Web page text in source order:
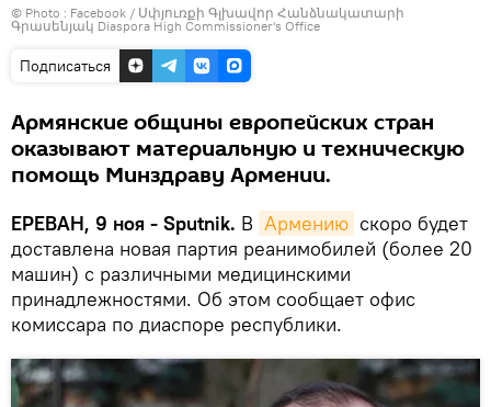
© Photo : Facebook / Սփյուռքի Գլխավոր Հանձնակատարի
Գրասենյակ Diaspora High Commissioner's Office
Подписаться
Армянские общины европейских стран
оказывают материальную и техническую
помощь Минздраву Армении.
ЕРЕВАН, 9 ноя - Sputnik. В Армению скоро будет
доставлена новая партия реанимобилей (более 20
машин) с различными медицинскими
принадлежностями. Об этом сообщает офис
комиссара по диаспоре республики.